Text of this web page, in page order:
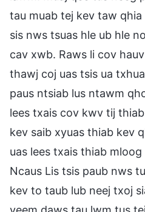
tau muab tej kev taw
sis nws tsuas hle ub hle
cav xwb. Raws li cov
thawj coj uas tsis ua
paus ntsiab lus ntawm
lees txais cov kwv tij
kev saib xyuas thiab kev
uas lees txais thiab
Ncaus Lis tsis paub nws
kev to taub lub neej txoj